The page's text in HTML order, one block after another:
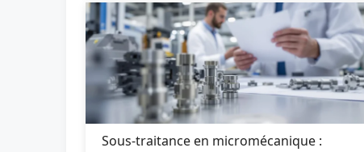
Sous-traitance en micromécanique :